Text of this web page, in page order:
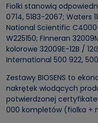
Fiolki stanowią
0714, 5183-2067; Waters
National Scientific
W225150; Finneran
kolorowe 32009E-12B /
International 500 922,
Zestawy BIOSENS to
nakrętek wiodących
potwierdzonej
000 kompletów (fiolka +